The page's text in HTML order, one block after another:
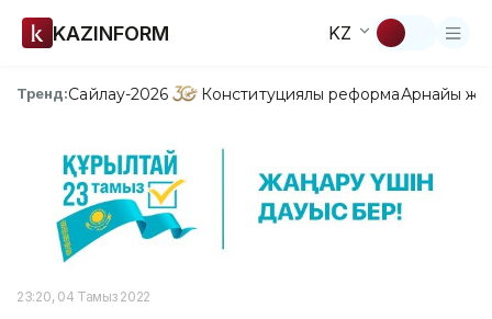
KAZINFORM KZ
Тренд:Сайлау-2026 Конституциялық реформаАрнайы
23:20, 04 Тамыз 2022